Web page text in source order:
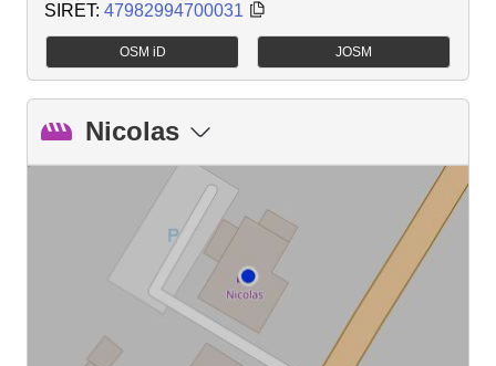
SIRET: 47982994700031
OSM iD JOSM
Nicolas